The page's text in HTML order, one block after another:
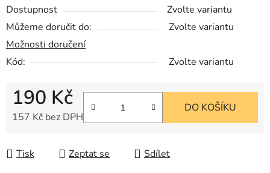
Dostupnost
Zvolte variantu
Můžeme doručit do:
Zvolte variantu
Možnosti doručení
Kód:
Zvolte variantu
190 Kč
157 Kč bez DPH
DO KOŠÍKU
Tisk Zeptat se Sdílet